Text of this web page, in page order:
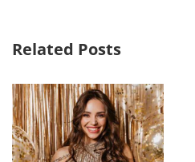
Related Posts